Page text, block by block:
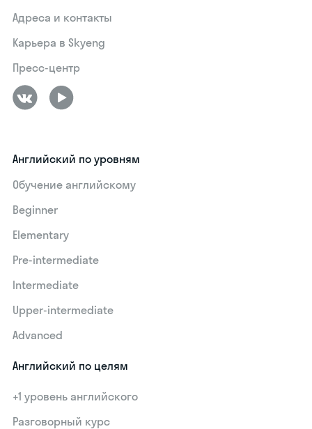
Адреса и контакты
Карьера в Skyeng
Пресс-центр
Английский по уровням
Обучение английскому
Beginner
Elementary
Pre-intermediate
Intermediate
Upper-intermediate
Advanced
Английский по целям
+1 уровень английского
Разговорный курс